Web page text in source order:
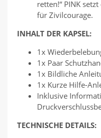
retten!“ PINK
für Zivilcourage.
INHALT DER KAPSEL:
1x
1x Paar
1x Bildliche
1x Kurze Hilfe-
Inklusive
TECHNISCHE DETAILS: